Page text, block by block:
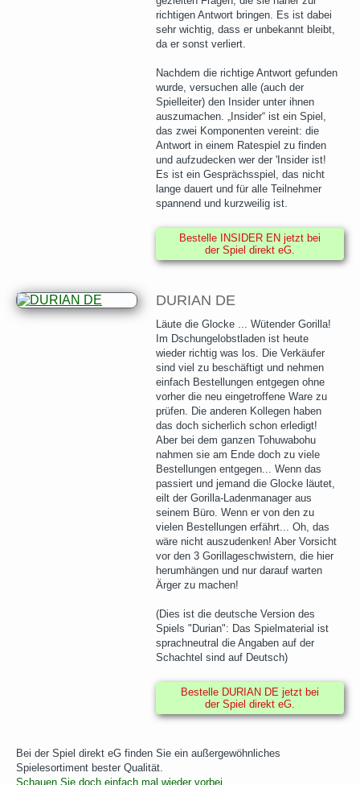
richtigen Antwort bringen. Es ist dabei
sehr wichtig, dass er unbekannt bleibt,
da er sonst verliert.
Nachdem die richtige Antwort gefunden
wurde, versuchen alle (auch der
Spielleiter) den Insider unter ihnen
auszumachen. „Insider“ ist ein Spiel,
das zwei Komponenten vereint: die
Antwort in einem Ratespiel zu finden
und aufzudecken wer der 'Insider ist!
Es ist ein Gesprächsspiel, das nicht
lange dauert und für alle Teilnehmer
spannend und kurzweilig ist.
Bestelle INSIDER EN jetzt bei
der Spiel direkt eG.
DURIAN DE
Läute die Glocke ... Wütender Gorilla!
Im Dschungelobstladen ist heute
wieder richtig was los. Die Verkäufer
sind viel zu beschäftigt und nehmen
einfach Bestellungen entgegen ohne
vorher die neu eingetroffene Ware zu
prüfen. Die anderen Kollegen haben
das doch sicherlich schon erledigt!
Aber bei dem ganzen Tohuwabohu
nahmen sie am Ende doch zu viele
Bestellungen entgegen... Wenn das
passiert und jemand die Glocke läutet,
eilt der Gorilla-Ladenmanager aus
seinem Büro. Wenn er von den zu
vielen Bestellungen erfährt... Oh, das
wäre nicht auszudenken! Aber Vorsicht
vor den 3 Gorillageschwistern, die hier
herumhängen und nur darauf warten
Ärger zu machen!
(Dies ist die deutsche Version des
Spiels "Durian": Das Spielmaterial ist
sprachneutral die Angaben auf der
Schachtel sind auf Deutsch)
Bestelle DURIAN DE jetzt bei
der Spiel direkt eG.
Bei der Spiel direkt eG finden Sie ein außergewöhnliches
Spielesortiment bester Qualität.
Schauen Sie doch einfach mal wieder vorbei.